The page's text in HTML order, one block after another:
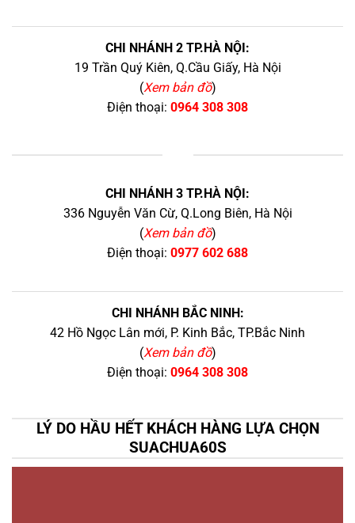
CHI NHÁNH 2 TP.HÀ NỘI:
19 Trần Quý Kiên, Q.Cầu Giấy, Hà Nội
(Xem bản đồ)
Điện thoại: 0964 308 308
CHI NHÁNH 3 TP.HÀ NỘI:
336 Nguyễn Văn Cừ, Q.Long Biên, Hà Nội
(Xem bản đồ)
Điện thoại: 0977 602 688
CHI NHÁNH BẮC NINH:
42 Hồ Ngọc Lân mới, P. Kinh Bắc, TP.Bắc Ninh
(Xem bản đồ)
Điện thoại: 0964 308 308
LÝ DO HẦU HẾT KHÁCH HÀNG LỰA CHỌN
SUACHUA60S